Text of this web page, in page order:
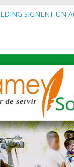
la République,
Le Ministre de
L’IA offre un levier
a reçu en audience